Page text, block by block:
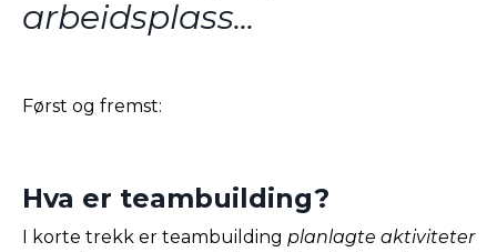
arbeidsplass...
Først og fremst:
Hva er teambuilding?
I korte trekk er teambuilding planlagte aktiviteter